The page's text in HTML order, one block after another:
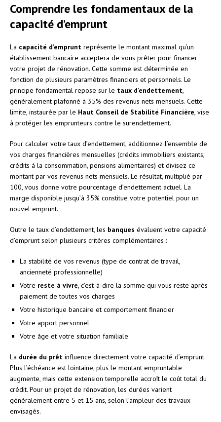
Comprendre les fondamentaux de la
capacité d’emprunt
La capacité d’emprunt représente le montant maximal qu’un
établissement bancaire acceptera de vous prêter pour financer
votre projet de rénovation. Cette somme est déterminée en
fonction de plusieurs paramètres financiers et personnels. Le
principe fondamental repose sur le taux d’endettement
généralement plafonné à 35% des revenus nets mensuels. Cette
limite, instaurée par le Haut Conseil de Stabilité Financière , vise
à protéger les emprunteurs contre le surendettement.
Pour calculer votre taux d’endettement, additionnez l’ensemble de
vos charges financières mensuelles (crédits immobiliers existants,
crédits à la consommation, pensions alimentaires) et divisez ce
montant par vos revenus nets mensuels. Le résultat, multiplié par
100, vous donne votre pourcentage d’endettement actuel. La
marge disponible jusqu’à 35% constitue votre potentiel pour un
nouvel emprunt.
Outre le taux d’endettement, les banques évaluent votre capacité
d’emprunt selon plusieurs critères complémentaires :
La stabilité de vos revenus (type de contrat de travail,
ancienneté professionnelle)
Votre reste à vivre , c’est-à-dire la somme qui vous reste après
paiement de toutes vos charges
Votre historique bancaire et comportement financier
Votre apport personnel
Votre âge et votre situation familiale
La durée du prêt influence directement votre capacité d’emprunt.
Plus l’échéance est lointaine, plus le montant empruntable
augmente, mais cette extension temporelle accroît le coût total du
crédit. Pour un projet de rénovation, les durées varient
généralement entre 5 et 15 ans, selon l’ampleur des travaux
envisagés.